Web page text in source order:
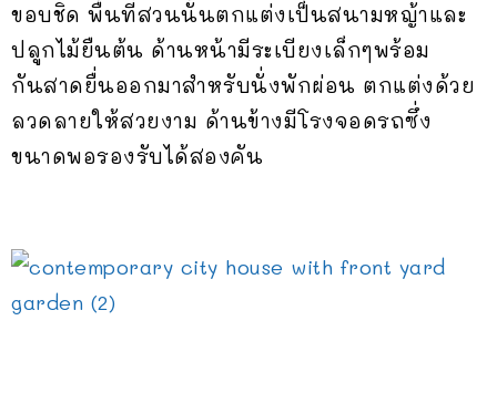
ขอบชิด พื้้นที่สวนนั้นตกแต่งเป็นสนามหญ้าและ
ปลูกไม้ยืนต้น ด้านหน้ามีระเบียงเล็กๆพร้อม
กันสาดยื่นออกมาสำหรับนั่งพักผ่อน ตกแต่งด้วย
ลวดลายให้สวยงาม ด้านข้างมีโรงจอดรถซึ่ง
ขนาดพอรองรับได้สองคัน